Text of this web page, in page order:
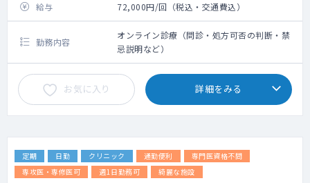
給与 72,000円/回（税込・交通費込）
勤務内容
オンライン診療（問診・処方可否の判断・禁
忌説明など）
お気に入り 詳細をみる
定期 日勤 クリニック 通勤便利
専門医資格不問
専攻医・専修医可
週1日勤務可 綺麗な施設